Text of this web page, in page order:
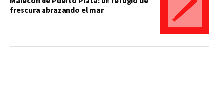
frescura abrazando el mar